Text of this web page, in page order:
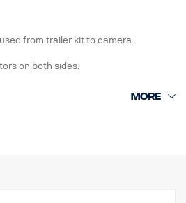
from trailer kit to camera.
on both sides.